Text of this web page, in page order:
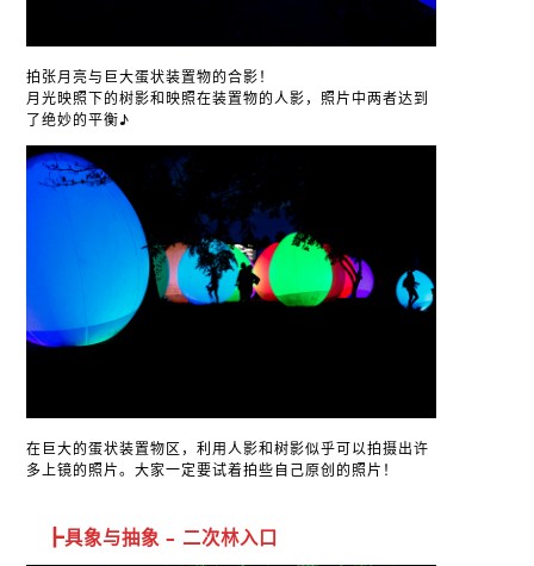
拍张月亮与巨大蛋状装置物的合影！
月光映照下的树影和映照在装置物的人影，照片中两者达到
了绝妙的平衡♪
在巨大的蛋状装置物区，利用人影和树影似乎可以拍摄出许
多上镜的照片。大家一定要试着拍些自己原创的照片！
┣具象与抽象 – 二次林入口